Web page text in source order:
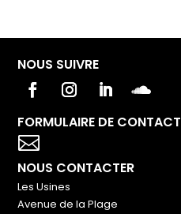
NOUS SUIVRE
FORMULAIRE DE CONTACT

NOUS CONTACTER
Les Usines
Avenue de la Plage